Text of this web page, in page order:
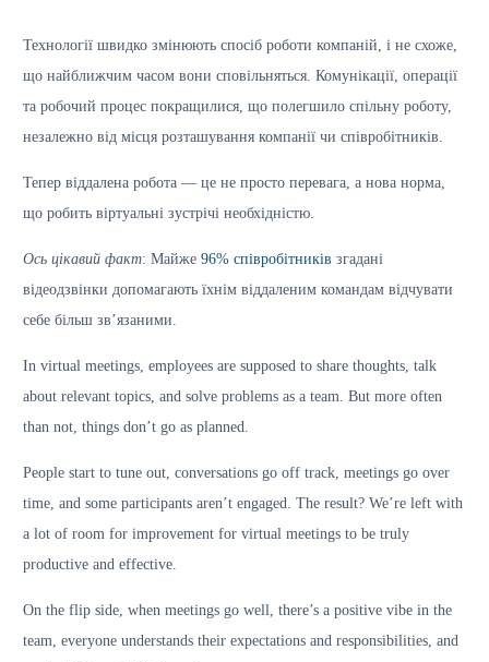
Технології швидко змінюють спосіб роботи компаній, і не схоже,
що найближчим часом вони сповільняться. Комунікації, операції
та робочий процес покращилися, що полегшило спільну роботу,
незалежно від місця розташування компанії чи співробітників.
Тепер віддалена робота — це не просто перевага, а нова норма,
що робить віртуальні зустрічі необхідністю.
Ось цікавий факт: Майже 96% співробітників згадані
відеодзвінки допомагають їхнім віддаленим командам відчувати
себе більш зв’язаними.
In virtual meetings, employees are supposed to share thoughts, talk
about relevant topics, and solve problems as a team. But more often
than not, things don’t go as planned.
People start to tune out, conversations go off track, meetings go over
time, and some participants aren’t engaged. The result? We’re left with
a lot of room for improvement for virtual meetings to be truly
productive and effective.
On the flip side, when meetings go well, there’s a positive vibe in the
team, everyone understands their expectations and responsibilities, and